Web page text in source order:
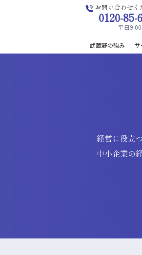
お問い合わせく
0120-85-
平日
武蔵野の強み サ
経営に役立
中小企業の